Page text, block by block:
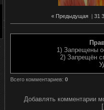
« Предыдущая 31
1) Запрещены
2) Запрещён
Всего комментариев: 0
Добавлять комментарии